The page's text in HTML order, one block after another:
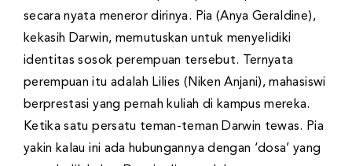
secara nyata meneror dirinya. Pia (Anya Geraldine),
kekasih Darwin, memutuskan untuk menyelidiki
identitas sosok perempuan tersebut. Ternyata
perempuan itu adalah Lilies (Niken Anjani), mahasiswi
berprestasi yang pernah kuliah di kampus mereka.
Ketika satu persatu teman-teman Darwin tewas. Pia
yakin kalau ini ada hubungannya dengan ‘dosa’ yang